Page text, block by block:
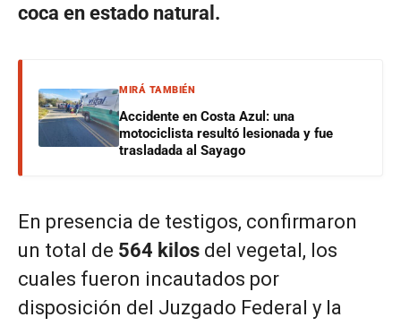
coca en estado natural.
MIRÁ TAMBIÉN
Accidente en Costa Azul: una
motociclista resultó lesionada y fue
trasladada al Sayago
En presencia de testigos, confirmaron
un total de 564 kilos del vegetal, los
cuales fueron incautados por
disposición del Juzgado Federal y la